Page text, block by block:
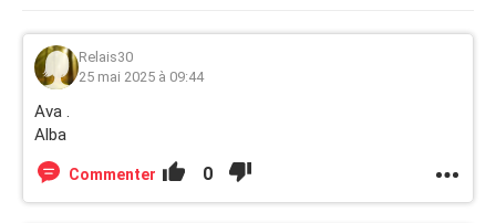
Relais30
25 mai 2025 à 09:44
Ava .
Alba
Commenter 0